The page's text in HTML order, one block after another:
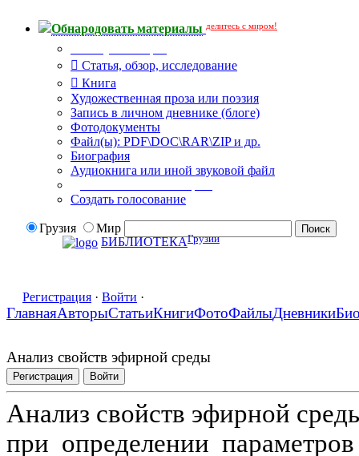
Обнародовать материалы делитесь с миром!
Статья, обзор, исследование
Книга
Художественная проза или поэзия
Запись в личном дневнике (блоге)
Фотодокументы
Файл(ы): PDF\DOC\RAR\ZIP и др.
Биография
Аудиокнига или иной звуковой файл
Создать голосование
Грузия
Мир
БИБЛИОТЕКАГрузии
Регистрация · Войти ·
ГлавнаяАвторыСтатьиКнигиФотоФайлыДневники
Анализ свойств эфирной среды
Регистрация Войти
Анализ свойств эфирной
при определении